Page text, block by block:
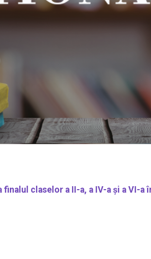
claselor a II-a, a IV-a şi a VI-a